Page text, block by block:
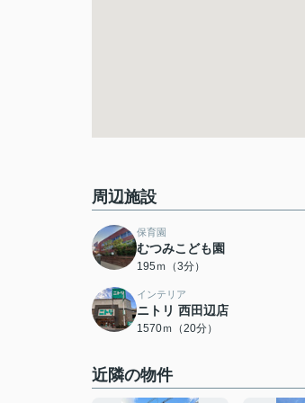
周辺施設
保育園
むつみこども園
195ｍ（3分）
インテリア
ニトリ 西田辺店
1570ｍ（20分）
近隣の物件